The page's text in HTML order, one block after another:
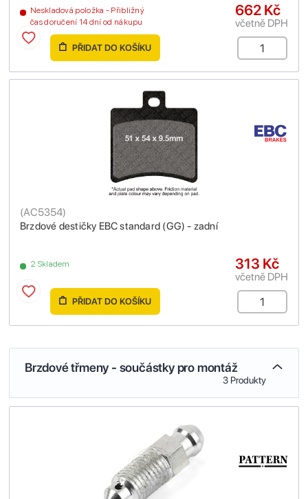
Neskladová položka - Přibližný
čas doručení 14 dní od nákupu
662 Kč
včetně DPH
PŘIDAT DO KOŠÍKU
Brzdové destičky EBC standard (GG) - zadní
(AC5354)
2 Skladem 313 Kč
včetně DPH
PŘIDAT DO KOŠÍKU
Brzdové třmeny - součástky pro montáž
3 Produkty